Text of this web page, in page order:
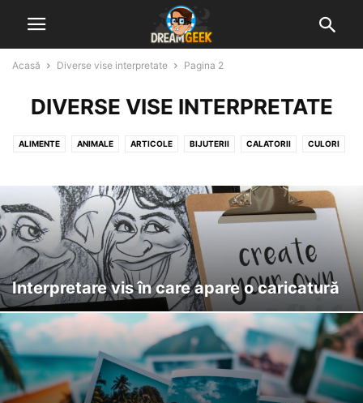
Acasă Diverse vise interpretate Pagina 2
DIVERSE VISE INTERPRETATE
ALIMENTE ANIMALE ARTICOLE BIJUTERII CALATORII CULORI
MUNCA & ACTIVITATI NATURA NUMERE, LITERE & SEMNE
OAMENI & STARI UMANE OBIECTE & CONSTRUCTII
Interpretare vis în care apare o caricatură